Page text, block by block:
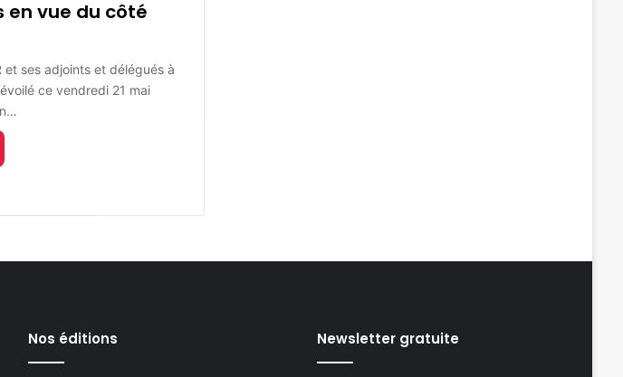
vue du côté
et ses adjoints et délégués à
ce vendredi 21 mai
Nos éditions Newsletter gratuite